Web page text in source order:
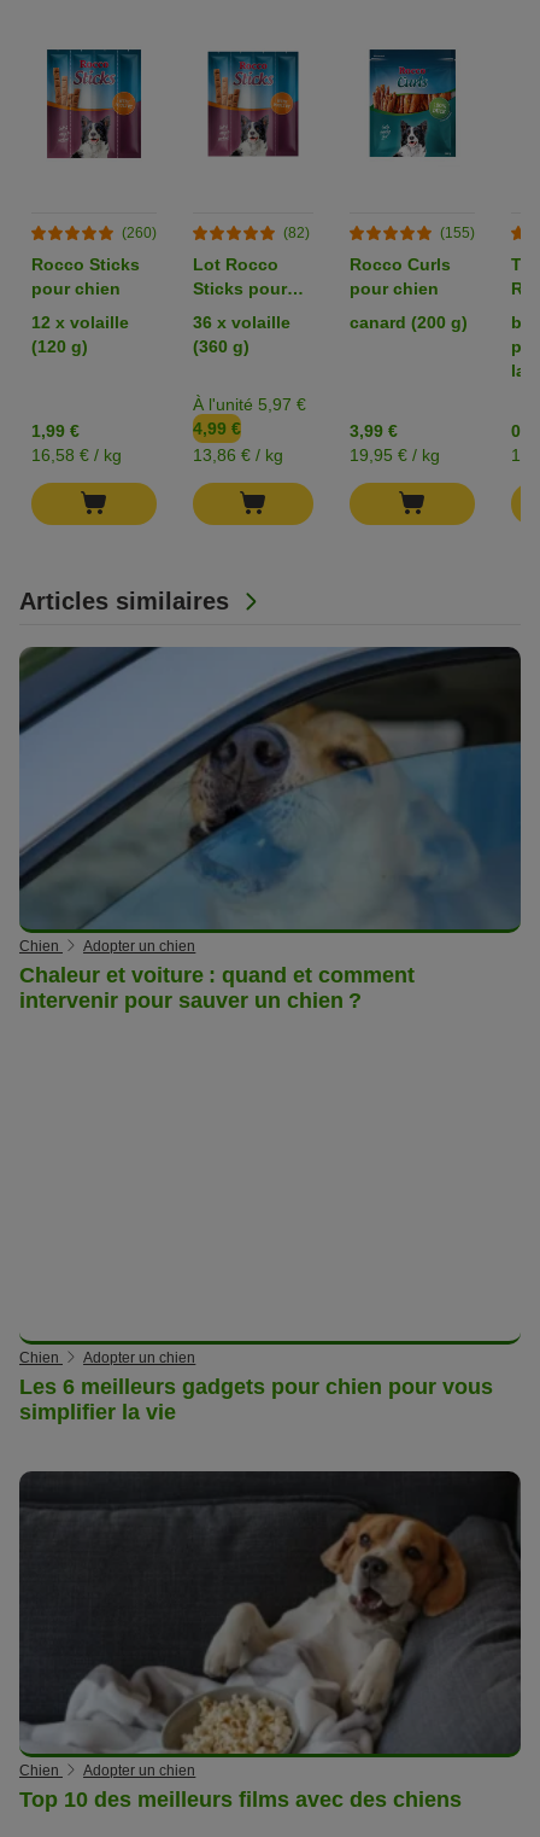
Articles similaires
Chien Adopter un chien
Chaleur et voiture : quand et comment
intervenir pour sauver un chien ?
Chien Adopter un chien
Les 6 meilleurs gadgets pour chien pour vous
simplifier la vie
Chien Adopter un chien
Top 10 des meilleurs films avec des chiens
(260)
Rocco Sticks
pour chien
12 x volaille
(120 g)
1,99 €
16,58 € / kg
(82)
Lot Rocco
Sticks pour
chien
36 x volaille
(360 g)
À l'unité 5,97 €
4,99 €
13,86 € / kg
(155)
Rocco Curls
pour chien
canard (200 g)
3,99 €
19,95 € / kg